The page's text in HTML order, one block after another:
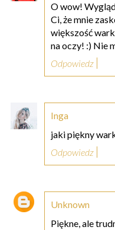
O wow!
Ci, że mnie
większość
na oczy! :) Nie
Odpowiedz
Inga
jaki piękny
Odpowiedz
Unknown
Piękne, ale